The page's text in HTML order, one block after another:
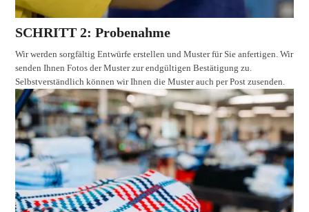
SCHRITT 2: Probenahme
Wir werden sorgfältig Entwürfe erstellen und Muster für Sie anfertigen. Wir
senden Ihnen Fotos der Muster zur endgültigen Bestätigung zu.
Selbstverständlich können wir Ihnen die Muster auch per Post zusenden.